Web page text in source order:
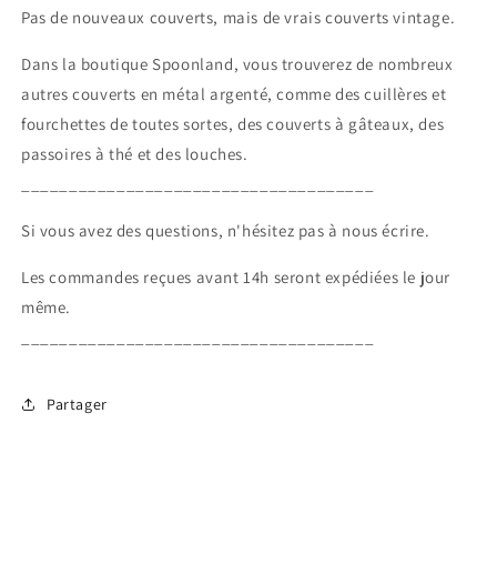
Pas de nouveaux couverts, mais de vrais couverts vintage.
Dans la boutique Spoonland, vous trouverez de nombreux
autres couverts en métal argenté, comme des cuillères et
fourchettes de toutes sortes, des couverts à gâteaux, des
passoires à thé et des louches.
Si vous avez des questions, n'hésitez pas à nous écrire.
Les commandes reçues avant 14h seront expédiées le jour
même.
Partager